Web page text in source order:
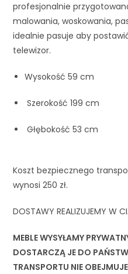
profesjonalnie
malowania, woskowania,
idealnie pasuje aby
telewizor.
Wysokość 59 cm
Szerokość 199 cm
Głębokość 53 cm
Koszt bezpiecznego
wynosi 250 zł.
DOSTAWY REALIZUJEMY W
MEBLE WYSYŁAMY
DOSTARCZĄ JE DO
TRANSPORTU NIE